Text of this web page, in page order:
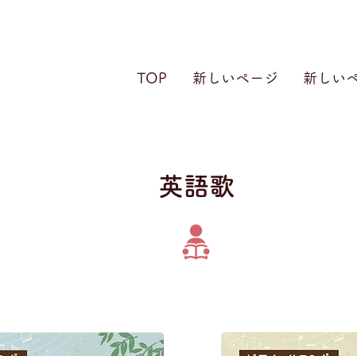
TOP 新しいページ 新しい
​英語歌